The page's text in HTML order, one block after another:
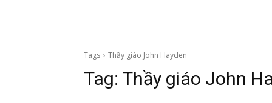
Tags Thầy giáo John Hayden
Tag: Thầy giáo John